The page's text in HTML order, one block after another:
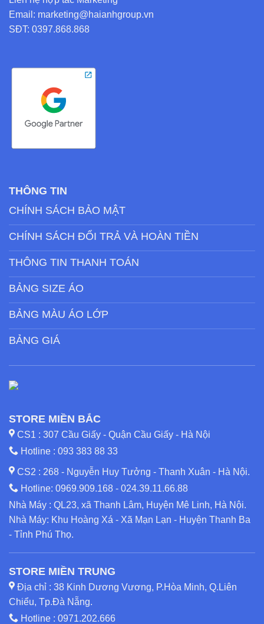
Email: marketing@haianhgroup.vn
SĐT: 0397.868.868
THÔNG TIN
CHÍNH SÁCH BẢO MẬT
CHÍNH SÁCH ĐỔI TRẢ VÀ HOÀN TIỀN
THÔNG TIN THANH TOÁN
BẢNG SIZE ÁO
BẢNG MÀU ÁO LỚP
BẢNG GIÁ
STORE MIỀN BẮC
CS1 : 307 Cầu Giấy - Quận Cầu Giấy - Hà Nội
Hotline : 093 383 88 33
CS2 : 268 - Nguyễn Huy Tưởng - Thanh Xuân - Hà Nội.
Hotline: 0969.909.168 - 024.39.11.66.88
Nhà Máy : QL23, xã Thanh Lâm, Huyện Mê Linh, Hà Nội.
Nhà Máy: Khu Hoàng Xá - Xã Mạn Lạn - Huyện Thanh Ba
- Tỉnh Phú Thọ.
STORE MIỀN TRUNG
Địa chỉ : 38 Kinh Dương Vương, P.Hòa Minh, Q.Liên
Chiểu, Tp.Đà Nẵng.
Hotline : 0971.202.666